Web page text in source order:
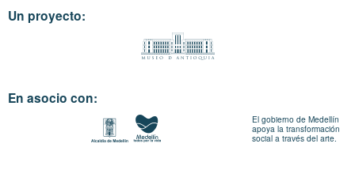
Un proyecto:
En asocio con:
El gobierno de Medellín
apoya la transformación
social a través del arte.